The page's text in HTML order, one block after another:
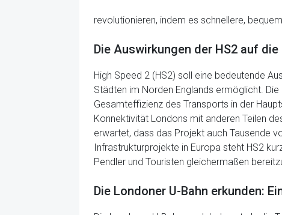
revolutionieren, indem es schnellere,
Die Auswirkungen der HS2 auf
High Speed 2 (HS2) soll eine bedeutende
Städten im Norden Englands ermöglicht.
Gesamteffizienz des Transports in der
Konnektivität Londons mit anderen Teilen
erwartet, dass das Projekt auch Tausende
Infrastrukturprojekte in Europa steht HS2
Pendler und Touristen gleichermaßen
Die Londoner U-Bahn erkunden: